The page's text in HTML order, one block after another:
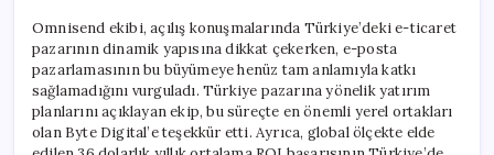
Omnisend ekibi, açılış konuşmalarında Türkiye’deki e-ticaret
pazarının dinamik yapısına dikkat çekerken, e-posta
pazarlamasının bu büyümeye henüz tam anlamıyla katkı
sağlamadığını vurguladı. Türkiye pazarına yönelik yatırım
planlarını açıklayan ekip, bu süreçte en önemli yerel ortakları
olan Byte Digital’e teşekkür etti. Ayrıca, global ölçekte elde